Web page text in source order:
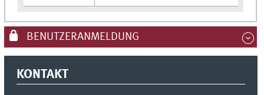
BENUTZERANMELDUNG
KONTAKT